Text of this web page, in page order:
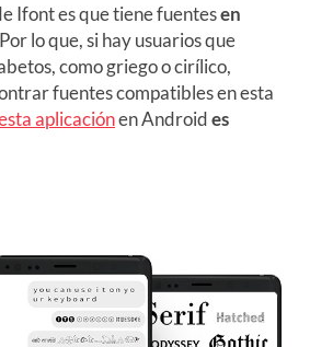
Ifont es que tiene fuentesen
lo que, si hay usuarios que
como griego o cirílico,
fuentes compatibles en esta
aplicaciónen Androides